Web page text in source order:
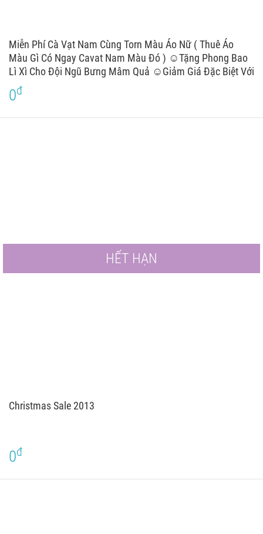
Miễn Phí Cà Vạt Nam Cùng Torn Màu Áo Nữ ( Thuê Áo
Màu Gì Có Ngay Cavat Nam Màu Đó ) ☺Tặng Phong Bao
Lì Xì Cho Đội Ngũ Bưng Mâm Quả ☺Giảm Giá Đặc Biệt Với
Số Lượng Trên 6 Bộ
0đ
HẾT HẠN
Christmas Sale 2013
0đ